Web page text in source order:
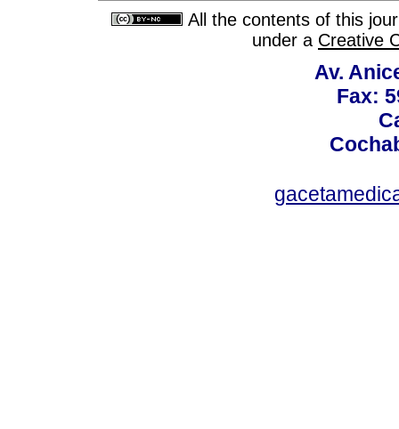
All the contents of this
under a Creative
Av.
Fax: